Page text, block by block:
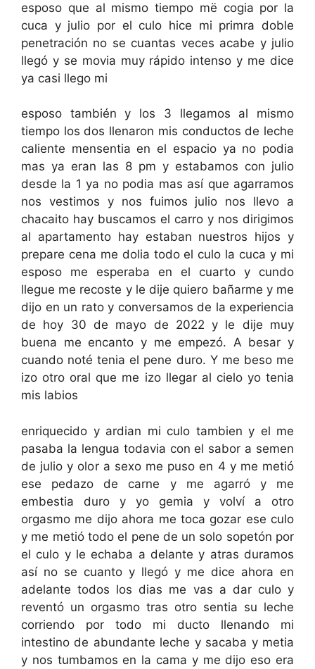
esposo que al mismo tiempo më cogia por la
cuca y julio por el culo hice mi primra doble
penetración no se cuantas veces acabe y julio
llegó y se movia muy rápido intenso y me dice
ya casi llego mi
esposo también y los 3 llegamos al mismo
tiempo los dos llenaron mis conductos de leche
caliente mensentia en el espacio ya no podia
mas ya eran las 8 pm y estabamos con julio
desde la 1 ya no podia mas así que agarramos
nos vestimos y nos fuimos julio nos llevo a
chacaito hay buscamos el carro y nos dirigimos
al apartamento hay estaban nuestros hijos y
prepare cena me dolia todo el culo la cuca y mi
esposo me esperaba en el cuarto y cundo
llegue me recoste y le dije quiero bañarme y me
dijo en un rato y conversamos de la experiencia
de hoy 30 de mayo de 2022 y le dije muy
buena me encanto y me empezó. A besar y
cuando noté tenia el pene duro. Y me beso me
izo otro oral que me izo llegar al cielo yo tenia
mis labios
enriquecido y ardian mi culo tambien y el me
pasaba la lengua todavia con el sabor a semen
de julio y olor a sexo me puso en 4 y me metió
ese pedazo de carne y me agarró y me
embestia duro y yo gemia y volví a otro
orgasmo me dijo ahora me toca gozar ese culo
y me metió todo el pene de un solo sopetón por
el culo y le echaba a delante y atras duramos
así no se cuanto y llegó y me dice ahora en
adelante todos los dias me vas a dar culo y
reventó un orgasmo tras otro sentia su leche
corriendo por todo mi ducto llenando mi
intestino de abundante leche y sacaba y metia
y nos tumbamos en la cama y me dijo eso era